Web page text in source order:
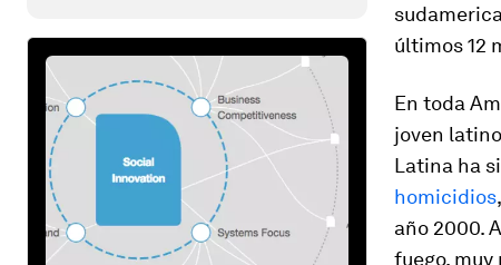
últimos 12
En toda
joven
Latina ha
homicidios
año 2000.
fuego,